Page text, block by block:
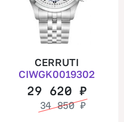
CERRUTI
CIWGK0019302
29 620 ₽
34 850₽